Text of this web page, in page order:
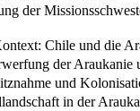
der
Chile und die
der Araukanie
und
in der